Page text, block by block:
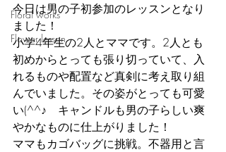
Floral works
Flower lesson
今日は男の子初参加のレッスンとなり
ました！
小学4年生の2人とママです。2人とも
初めからとっても張り切っていて、入
れるものや配置など真剣に考え取り組
んでいました。その姿がとっても可愛
い(^^♪　キャンドルも男の子らしい爽
やかなものに仕上がりました！
ママもカゴバッグに挑戦。不器用と言